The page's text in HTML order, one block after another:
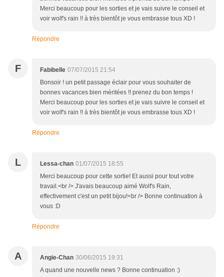
Merci beaucoup pour les sorties et je vais suivre le conseil et
voir wolf's rain !! à très bientôt je vous embrasse tous XD !
Répondre
F Fabibelle 07/07/2015 21:54
Bonsoir ! un petit passage éclair pour vous souhaiter de
bonnes vacances bien méritées !! prenez du bon temps !
Merci beaucoup pour les sorties et je vais suivre le conseil et
voir wolf's rain !! à très bientôt je vous embrasse tous XD !
Répondre
L Lessa-chan 01/07/2015 18:55
Merci beaucoup pour cette sortie! Et aussi pour tout votre
travail.<br /> J'avais beaucoup aimé Wolf's Rain,
effectivement c'est un petit bijou!<br /> Bonne continuation à
vous :D
Répondre
A Angie-Chan 30/06/2015 19:31
A quand une nouvelle news ? Bonne continuation :)